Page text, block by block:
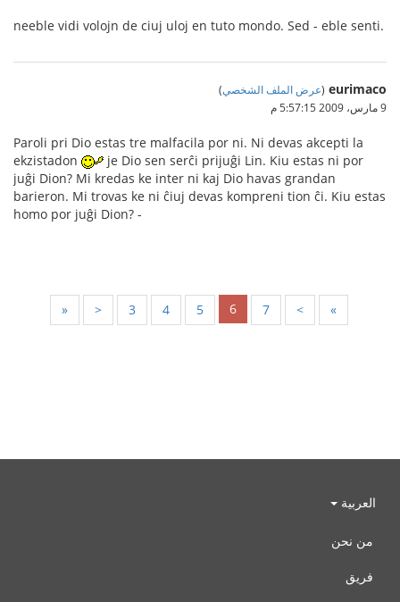
neeble vidi volojn de ciuj uloj en tuto mondo. Sed - eble senti.
eurimaco
(عرض الملف الشخصي)
9 مارس، 2009 5:57:15 م
Paroli pri Dio estas tre malfacila por ni. Ni devas akcepti la
ekzistadon
je Dio sen serĉi prijuĝi Lin. Kiu estas ni por
juĝi Dion? Mi kredas ke inter ni kaj Dio havas grandan
barieron. Mi trovas ke ni ĉiuj devas kompreni tion ĉi. Kiu estas
homo por juĝi Dion? -
« < 3 4 5 6 7 > »
العربية
من نحن
فريق